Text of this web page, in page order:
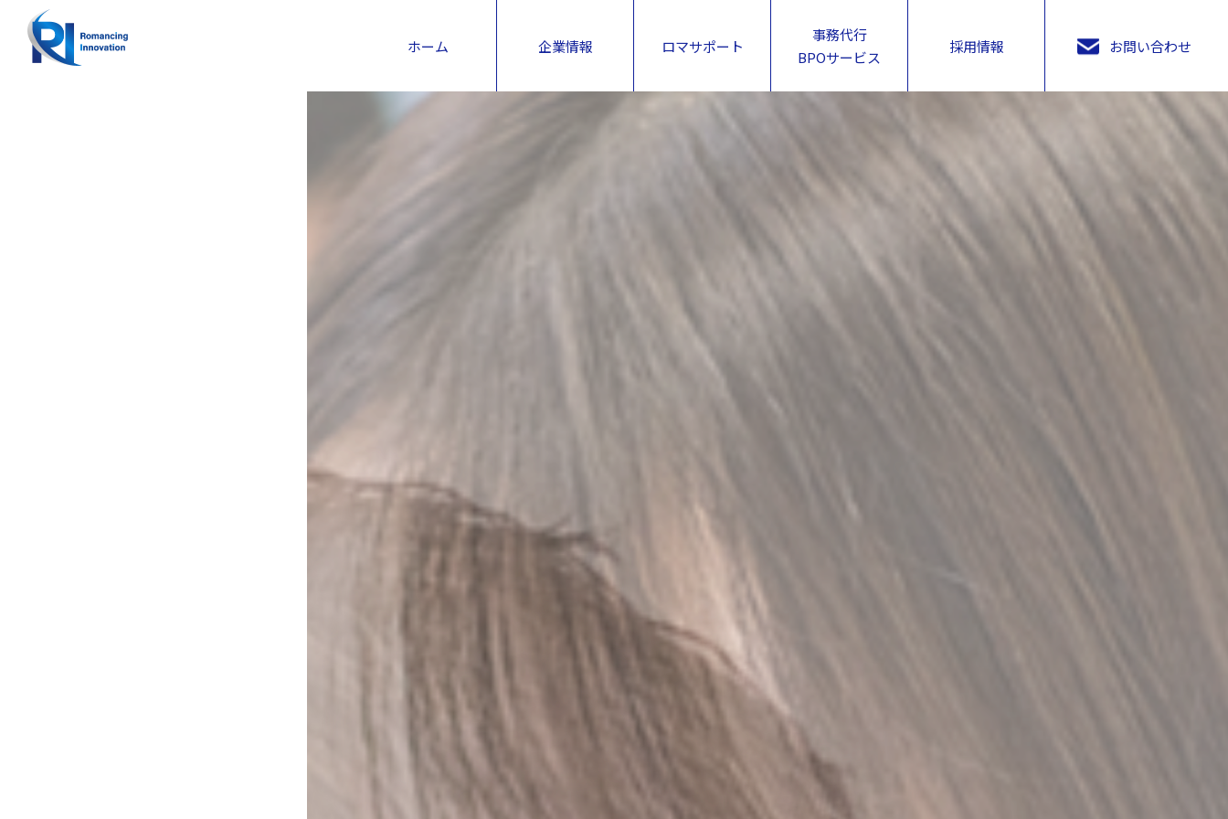
ホーム 企業情報 ロマサポート
事務代行
BPOサービス
採用情報 お問い合わせ